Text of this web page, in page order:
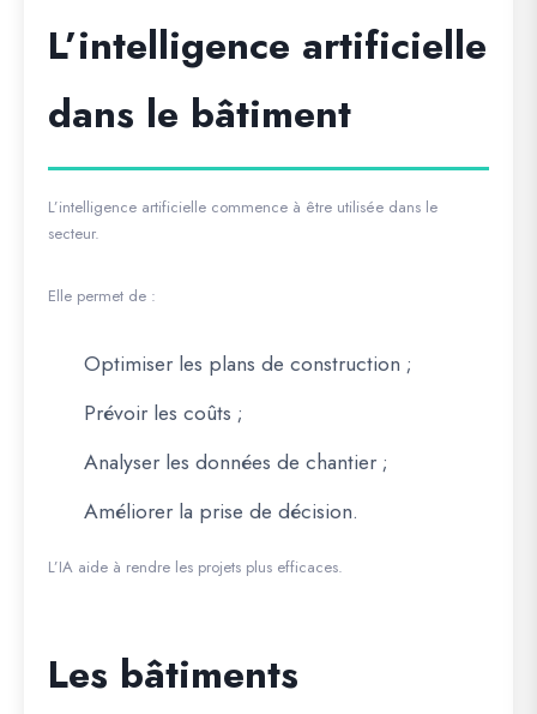
L’intelligence artificielle
dans le bâtiment
L’intelligence artificielle commence à être utilisée dans le
secteur.
Elle permet de :
Optimiser les plans de construction ;
Prévoir les coûts ;
Analyser les données de chantier ;
Améliorer la prise de décision.
L’IA aide à rendre les projets plus efficaces.
Les bâtiments